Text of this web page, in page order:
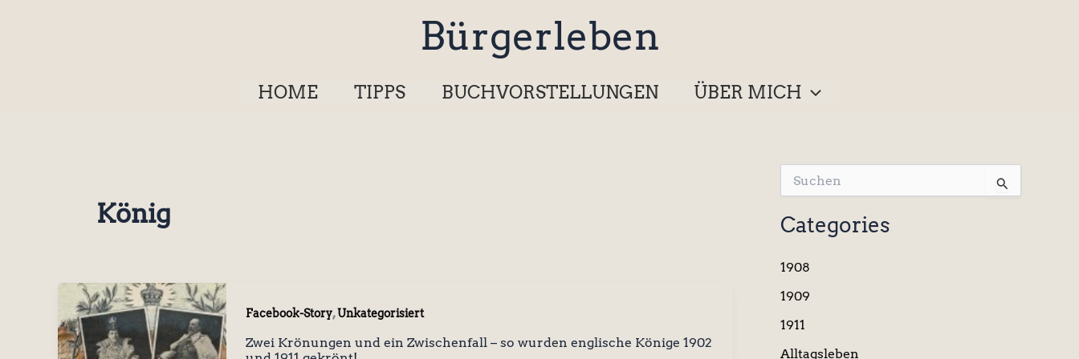
Bürgerleben
HOME TIPPS BUCHVORSTELLUNGEN ÜBER MICH
König
Facebook-Story,Unkategorisiert
Zwei Krönungen und ein Zwischenfall – so wurden englische Könige 1902
u
c
h
n
a
h
Categories
1908
1909
1911
Alltagsleben